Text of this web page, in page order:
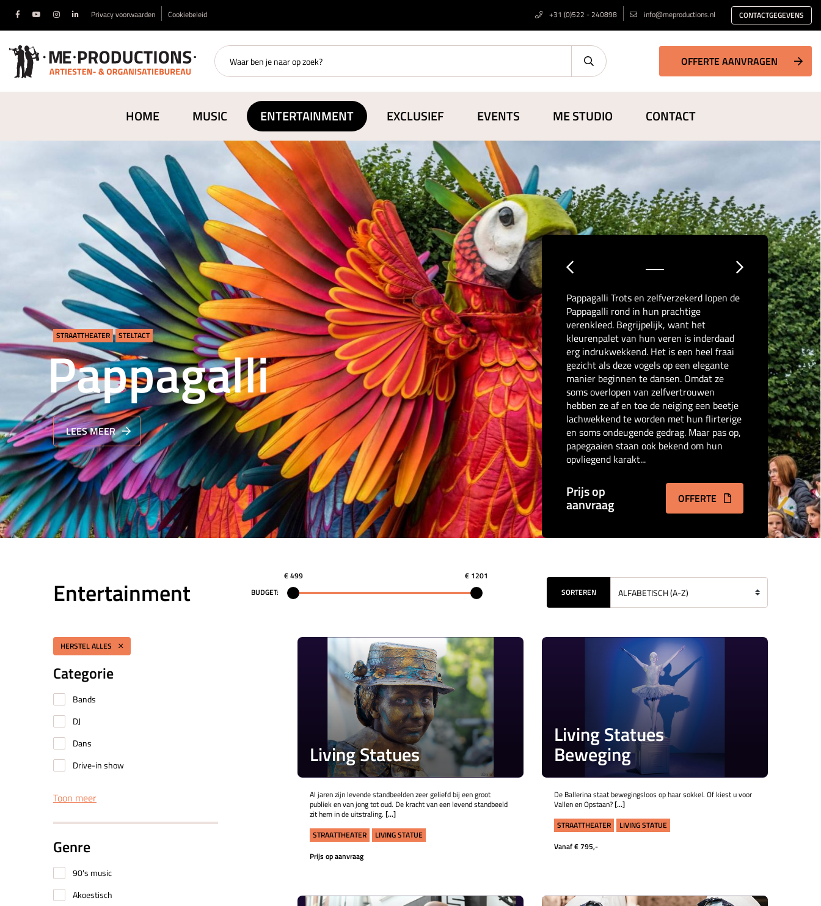
Privacy voorwaarden Cookiebeleid +31 (0)522 - 240898 info@meproductions.nl CONTACTGEGEVENS
OFFERTE AANVRAGEN
HOME MUSIC ENTERTAINMENT EXCLUSIEF EVENTS ME STUDIO CONTACT
STRAATTHEATER STELTACT
Pappagalli
LEES MEER
Pappagalli Trots en zelfverzekerd lopen de
Pappagalli rond in hun prachtige
verenkleed. Begrijpelijk, want het
kleurenpalet van hun veren is inderdaad
erg indrukwekkend. Het is een heel fraai
gezicht als deze vogels op een elegante
manier beginnen te dansen. Omdat ze
soms overlopen van zelfvertrouwen
hebben ze af en toe de neiging een beetje
lachwekkend te worden met hun flirterige
en soms ondeugende gedrag. Maar pas op,
papegaaien staan ook bekend om hun
opvliegend karakt...
Prijs op
aanvraag OFFERTE
Entertainment BUDGET:
€ 499
€ 1201
SORTEREN
HERSTEL ALLES
Categorie
Bands
DJ
Dans
Drive-in show
Toon meer
Genre
90's music
Akoestisch
Living Statues
Al jaren zijn levende standbeelden zeer geliefd bij een groot
publiek en van jong tot oud. De kracht van een levend standbeeld
zit hem in de uitstraling. [...]
STRAATTHEATER
LIVING STATUE
Prijs op aanvraag
Living Statues
Beweging
De Ballerina staat bewegingsloos op haar sokkel. Of kiest u voor
Vallen en Opstaan?[...]
STRAATTHEATER
LIVING STATUE
Vanaf € 795,-